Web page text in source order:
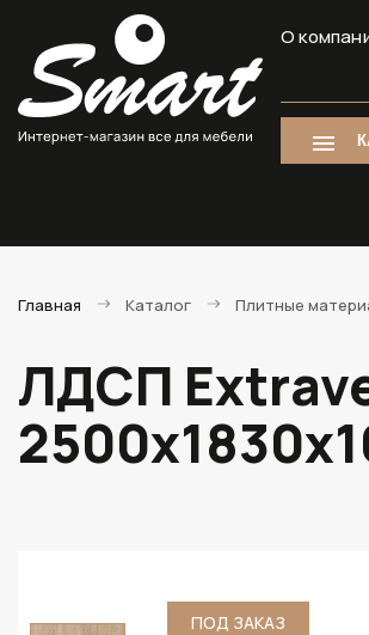
О
Главная Каталог Плитные
ЛДСП
ПОД ЗАКАЗ